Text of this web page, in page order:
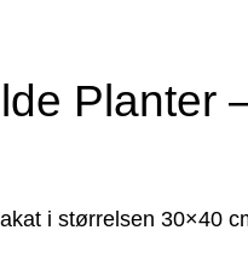
Planter
i størrelsen 30×40